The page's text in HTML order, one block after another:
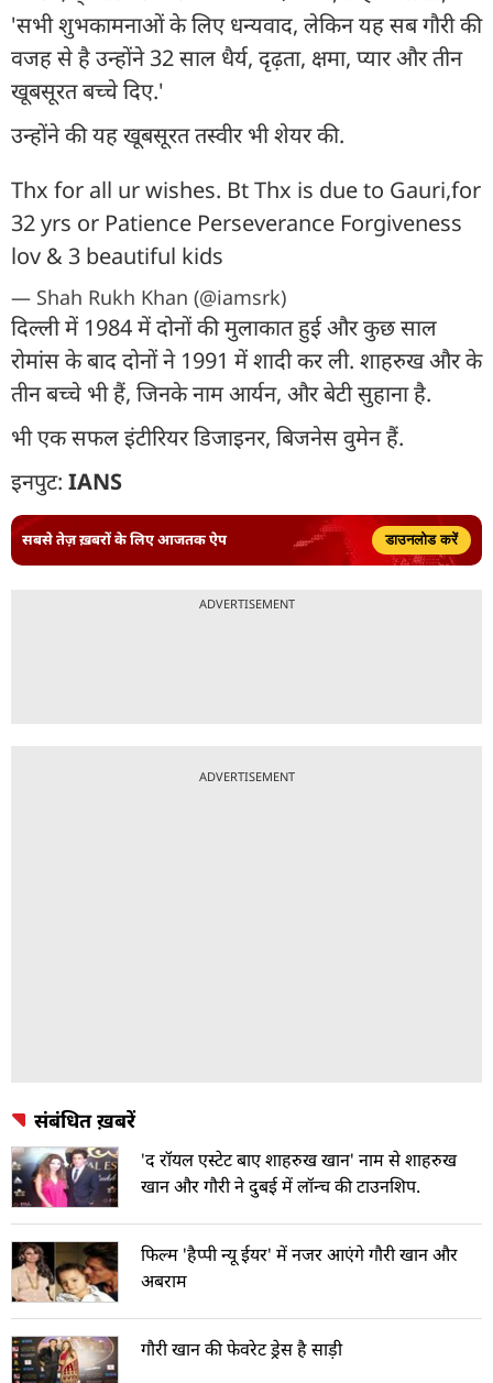
'सभी शुभकामनाओं के लिए धन्यवाद, लेकिन यह सब गौरी की
वजह से है उन्होंने 32 साल धैर्य, दृढ़ता, क्षमा, प्यार और तीन
खूबसूरत बच्चे दिए.'
उन्होंने की यह खूबसूरत तस्वीर भी शेयर की.
Thx for all ur wishes. Bt Thx is due to Gauri,for
32 yrs or Patience Perseverance Forgiveness
lov & 3 beautiful kids
— Shah Rukh Khan (@iamsrk)
दिल्ली में 1984 में दोनों की मुलाकात हुई और कुछ साल
रोमांस के बाद दोनों ने 1991 में शादी कर ली. शाहरुख और के
तीन बच्चे भी हैं, जिनके नाम आर्यन, और बेटी सुहाना है.
भी एक सफल इंटीरियर डिजाइनर, बिजनेस वुमेन हैं.
इनपुट: IANS
सबसे तेज़ ख़बरों के लिए आजतक ऐप डाउनलोड करें
ADVERTISEMENT
ADVERTISEMENT
संबंधित ख़बरें
'द रॉयल एस्‍टेट बाए शाहरुख खान' नाम से शाहरुख
खान और गौरी ने दुबई में लॉन्‍च की टाउनशिप.
फिल्म 'हैप्पी न्यू ईयर' में नजर आएंगे गौरी खान और
अबराम
गौरी खान की फेवरेट ड्रेस है साड़ी